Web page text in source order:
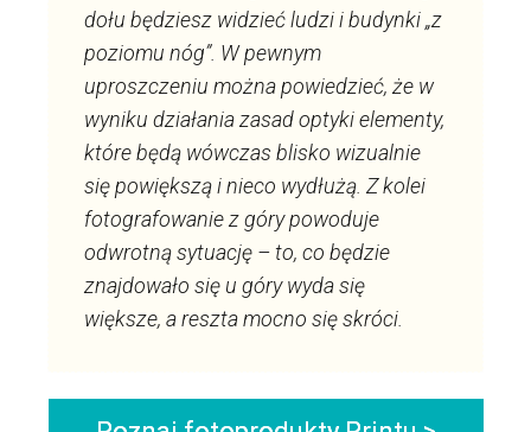
dołu będziesz widzieć ludzi i budynki „z
poziomu nóg”. W pewnym
uproszczeniu można powiedzieć, że w
wyniku działania zasad optyki elementy,
które będą wówczas blisko wizualnie
się powiększą i nieco wydłużą. Z kolei
fotografowanie z góry powoduje
odwrotną sytuację – to, co będzie
znajdowało się u góry wyda się
większe, a reszta mocno się skróci.